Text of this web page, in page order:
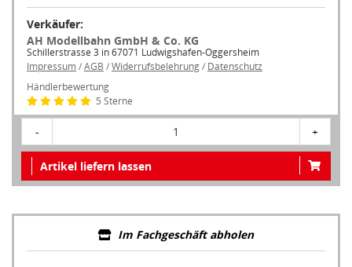
Verkäufer:
AH Modellbahn GmbH & Co. KG
Schillerstrasse 3 in 67071 Ludwigshafen-Oggersheim
Impressum/AGB /Widerrufsbelehrung/ Datenschutz
Händlerbewertung
5 Sterne
- 1 +
Artikel liefern lassen
Im Fachgeschäft abholen